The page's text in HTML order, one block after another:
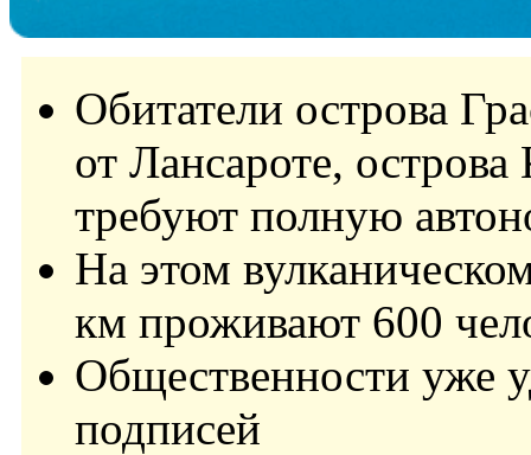
Обитатели острова
от Лансароте, острова
требуют полную
На этом
км проживают 600
Общественности уже
подписей